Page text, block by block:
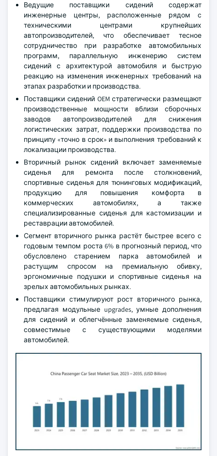
Ведущие поставщики сидений содержат
инженерные центры, расположенные рядом с
техническими центрами крупнейших
автопроизводителей, что обеспечивает тесное
сотрудничество при разработке автомобильных
программ, параллельную инженерию систем
сидений с архитектурой автомобиля и быструю
реакцию на изменения инженерных требований на
этапах разработки и производства.
Поставщики сидений OEM стратегически размещают
производственные мощности вблизи сборочных
заводов автопроизводителей для снижения
логистических затрат, поддержки производства по
принципу «точно в срок» и выполнения требований к
локализации производства.
Вторичный рынок сидений включает заменяемые
сиденья для ремонта после столкновений,
спортивные сиденья для тюнинговых модификаций,
продукцию для повышения комфорта в
коммерческих автомобилях, а также
специализированные сиденья для кастомизации и
реставрации автомобилей.
Сегмент вторичного рынка растёт быстрее всего с
годовым темпом роста 6% в прогнозный период, что
обусловлено старением парка автомобилей и
растущим спросом на премиальную обивку,
эргономичные подушки и спортивные сиденья на
зрелых автомобильных рынках.
Поставщики стимулируют рост вторичного рынка,
предлагая модульные upgrades, умные дополнения
для сидений и облегчённые заменяемые сиденья,
совместимые с существующими моделями
автомобилей.